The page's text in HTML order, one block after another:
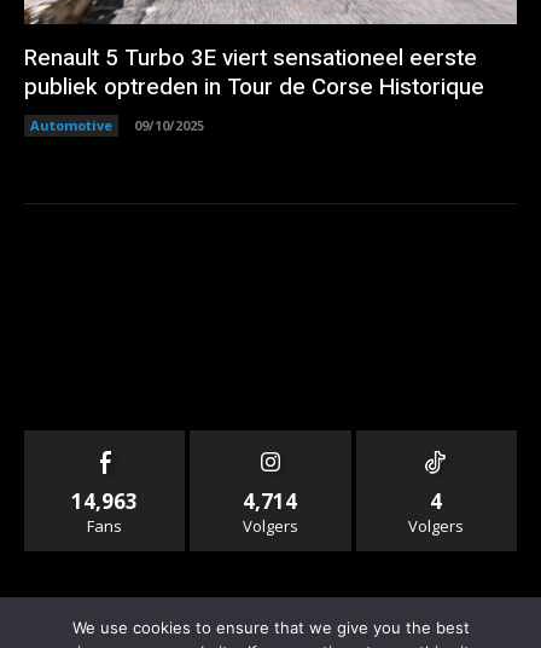
Renault 5 Turbo 3E viert sensationeel eerste
publiek optreden in Tour de Corse Historique
Automotive 09/10/2025
14,963
Fans
4,714
Volgers
4
Volgers
We use cookies to ensure that we give you the best